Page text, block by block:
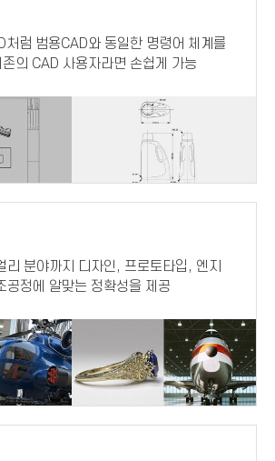
럼 범용CAD와 동일한 명령어 체계를
의 CAD 사용자라면 손쉽게 가능
리 분야까지 디자인, 프로토타입, 엔지
공정에 알맞는 정확성을 제공